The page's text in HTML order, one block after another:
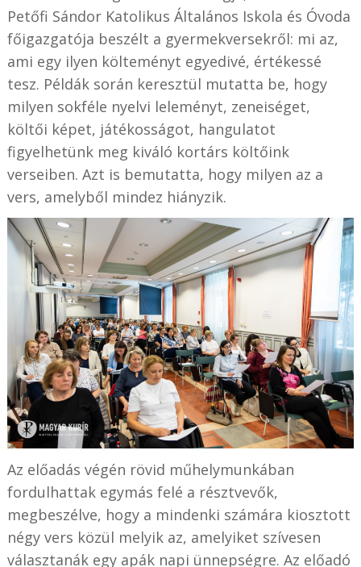
Petőfi Sándor Katolikus Általános Iskola és Óvoda
főigazgatója beszélt a gyermekversekről: mi az,
ami egy ilyen költeményt egyedivé, értékessé
tesz. Példák során keresztül mutatta be, hogy
milyen sokféle nyelvi leleményt, zeneiséget,
költői képet, játékosságot, hangulatot
figyelhetünk meg kiváló kortárs költőink
verseiben. Azt is bemutatta, hogy milyen az a
vers, amelyből mindez hiányzik.
Az előadás végén rövid műhelymunkában
fordulhattak egymás felé a résztvevők,
megbeszélve, hogy a mindenki számára kiosztott
négy vers közül melyik az, amelyiket szívesen
választanák egy apák napi ünnepségre. Az előadó